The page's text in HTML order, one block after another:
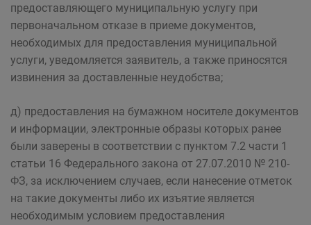
предоставляющего муниципальную услугу при
первоначальном отказе в приеме документов,
необходимых для предоставления муниципальной
услуги, уведомляется заявитель, а также приносятся
извинения за доставленные неудобства;
д) предоставления на бумажном носителе документов
и информации, электронные образы которых ранее
были заверены в соответствии с пунктом 7.2 части 1
статьи 16 Федерального закона от 27.07.2010 № 210-
ФЗ, за исключением случаев, если нанесение отметок
на такие документы либо их изъятие является
необходимым условием предоставления